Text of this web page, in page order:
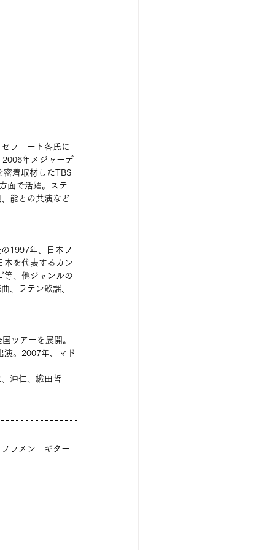
ラニート各氏に
年メジャーデ
密着取材したTBS
面で活躍。ステー
能との共演など
1997年、日本フ
本を代表するカン
等、他ジャンルの
、ラテン歌謡、
ツアーを展開。
演。2007年、マド
沖仁、織田哲
ラメンコギター